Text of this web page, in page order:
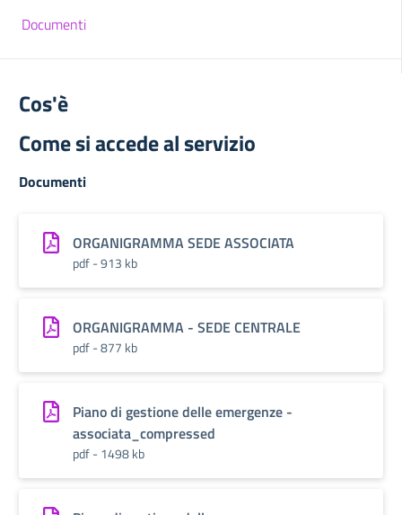
Documenti
Cos'è
Come si accede al servizio
Documenti
ORGANIGRAMMA SEDE ASSOCIATA
pdf - 913 kb
ORGANIGRAMMA - SEDE CENTRALE
pdf - 877 kb
Piano di gestione delle emergenze -
associata_compressed
pdf - 1498 kb